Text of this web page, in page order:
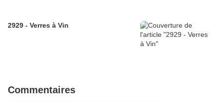
2929 - Verres à Vin
Commentaires